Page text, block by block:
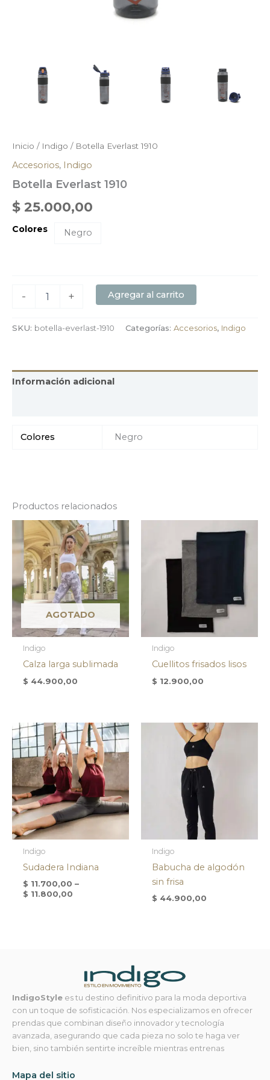
Inicio / Indigo / Botella Everlast 1910
Accesorios, Indigo
Botella Everlast 1910
$ 25.000,00
Colores Negro
- + Agregar al carrito
SKU: botella-everlast-1910 Categorías: Accesorios, Indigo
Información adicional
Colores Negro
Productos relacionados
AGOTADO
Indigo
Calza larga sublimada
$ 44.900,00
Indigo
Cuellitos frisados lisos
$ 12.900,00
Indigo
Sudadera Indiana
$ 11.700,00 –
$ 11.800,00
Indigo
Babucha de algodón
sin frisa
$ 44.900,00
IndigoStyle es tu destino definitivo para la moda deportiva
con un toque de sofisticación. Nos especializamos en ofrecer
prendas que combinan diseño innovador y tecnología
avanzada, asegurando que cada pieza no solo te haga ver
bien, sino también sentirte increíble mientras entrenas
Mapa del sitio